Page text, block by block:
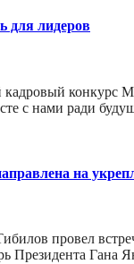
для лидеров
конкурс
с нами ради
на
провел
Президента